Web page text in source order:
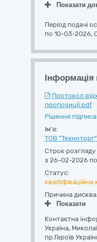
Показати
Період подачі
по 10-03-2026,
Інформація
Протокол
пропозиції.pdf
Рішення
Ім'я:
ТОВ "Техноторг"
Строк розгляду
з 26-02-2026
Статус:
Причина
Показати
Контактна
Україна,
пр.Героїв